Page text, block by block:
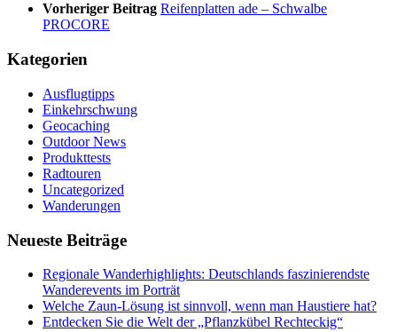
Vorheriger Beitrag Reifenplatten ade – Schwalbe
PROCORE
Kategorien
Ausflugtipps
Einkehrschwung
Geocaching
Outdoor News
Produkttests
Radtouren
Uncategorized
Wanderungen
Neueste Beiträge
Regionale Wanderhighlights: Deutschlands faszinierendste
Wanderevents im Porträt
Welche Zaun-Lösung ist sinnvoll, wenn man Haustiere hat?
Entdecken Sie die Welt der „Pflanzkübel Rechteckig“